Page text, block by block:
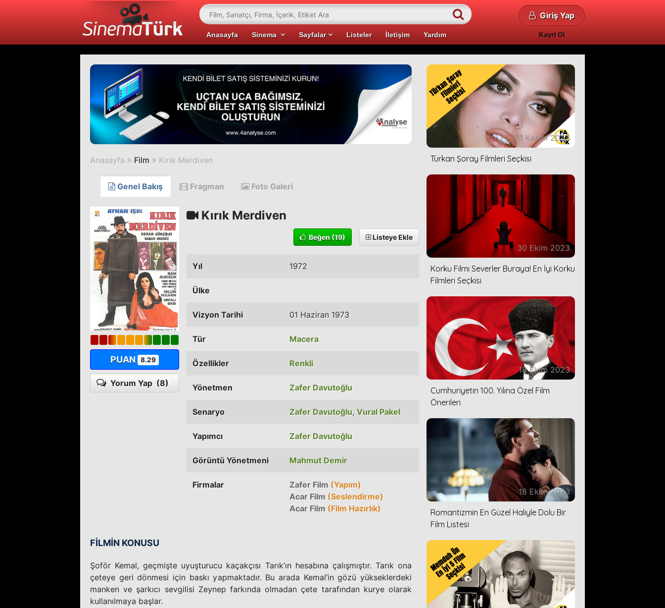
Anasayfa Sinema Sayfalar Listeler İletişim Yardım
Giriş Yap
Kayıt Ol
Anasayfa Film Kırık Merdiven
Genel Bakış Fragman Foto Galeri
PUAN 8.29
Yorum Yap (8)
Kırık Merdiven
Beğen (19) Listeye Ekle
Yıl 1972
Ülke
Vizyon Tarihi 01 Haziran 1973
Tür Macera
Özellikler Renkli
Yönetmen Zafer Davutoğlu
Senaryo Zafer Davutoğlu, Vural Pakel
Yapımcı Zafer Davutoğlu
Görüntü Yönetmeni Mahmut Demir
Firmalar Zafer Film (Yapım)
Acar Film (Seslendirme)
Acar Film (Film Hazırlık)
FİLMİN KONUSU
Şoför Kemal, geçmişte uyuşturucu kaçakçısı Tarık’ın hesabına çalışmıştır. Tarık ona
çeteye geri dönmesi için baskı yapmaktadır. Bu arada Kemal’in gözü yükseklerdeki
manken ve şarkıcı sevgilisi Zeynep farkında olmadan çete tarafından kurye olarak
kullanılmaya başlar.
01 Kasım 2023
Türkan Şoray Filmleri Seçkisi
30 Ekim 2023
Korku Filmi Severler Buraya! En İyi Korku
Filmleri Seçkisi
18 Ekim 2023
Cumhuriyetin 100. Yılına Özel Film
Önerileri
18 Ekim 2023
Romantizmin En Güzel Haliyle Dolu Bir
Film Listesi